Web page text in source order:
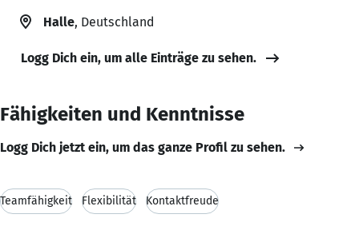
Halle, Deutschland
Logg Dich ein, um alle Einträge zu sehen.
Fähigkeiten und Kenntnisse
Logg Dich jetzt ein, um das ganze Profil zu sehen.
Teamfähigkeit Flexibilität Kontaktfreude